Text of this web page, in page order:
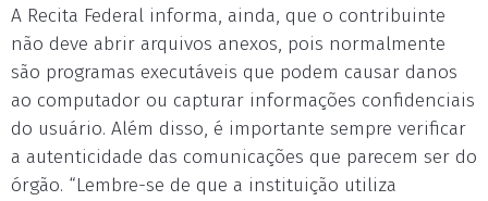
A Recita Federal informa, ainda, que o contribuinte
não deve abrir arquivos anexos, pois normalmente
são programas executáveis que podem causar danos
ao computador ou capturar informações confidenciais
do usuário. Além disso, é importante sempre verificar
a autenticidade das comunicações que parecem ser do
órgão. “Lembre-se de que a instituição utiliza